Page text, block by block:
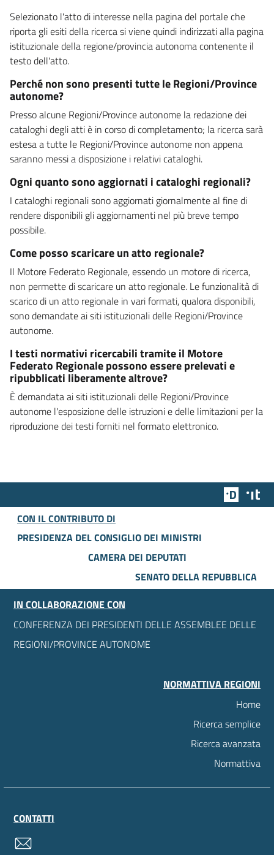
Selezionato l'atto di interesse nella pagina del portale che
riporta gli esiti della ricerca si viene quindi indirizzati alla pagina
istituzionale della regione/provincia autonoma contenente il
testo dell'atto.
Perché non sono presenti tutte le Regioni/Province
autonome?
Presso alcune Regioni/Province autonome la redazione dei
cataloghi degli atti è in corso di completamento; la ricerca sarà
estesa a tutte le Regioni/Province autonome non appena
saranno messi a disposizione i relativi cataloghi.
Ogni quanto sono aggiornati i cataloghi regionali?
I cataloghi regionali sono aggiornati giornalmente al fine di
rendere disponibili gli aggiornamenti nel più breve tempo
possibile.
Come posso scaricare un atto regionale?
Il Motore Federato Regionale, essendo un motore di ricerca,
non permette di scaricare un atto regionale. Le funzionalità di
scarico di un atto regionale in vari formati, qualora disponibili,
sono demandate ai siti istituzionali delle Regioni/Province
autonome.
I testi normativi ricercabili tramite il Motore
Federato Regionale possono essere prelevati e
ripubblicati liberamente altrove?
È demandata ai siti istituzionali delle Regioni/Province
autonome l'esposizione delle istruzioni e delle limitazioni per la
riproduzione dei testi forniti nel formato elettronico.
Team
CON IL CONTRIBUTO DI
PRESIDENZA DEL CONSIGLIO DEI MINISTRI
CAMERA DEI DEPUTATI
SENATO DELLA REPUBBLICA
IN COLLABORAZIONE CON
CONFERENZA DEI PRESIDENTI DELLE ASSEMBLEE DELLE
REGIONI/PROVINCE AUTONOME
NORMATTIVA REGIONI
Home
Ricerca semplice
Ricerca avanzata
Normattiva
CONTATTI